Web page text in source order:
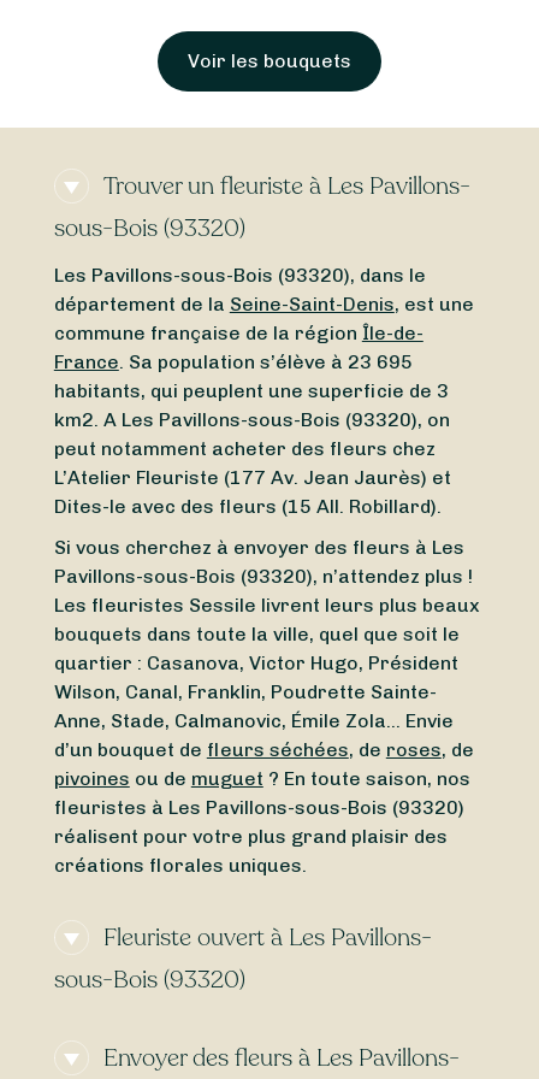
Trouver un fleuriste à Les Pavillons-
sous-Bois (93320)
Les Pavillons-sous-Bois (93320), dans le
département de la Seine-Saint-Denis, est une
commune française de la région Île-de-
France. Sa population s’élève à 23 695
habitants, qui peuplent une superficie de 3
km2. A Les Pavillons-sous-Bois (93320), on
peut notamment acheter des fleurs chez
L’Atelier Fleuriste (177 Av. Jean Jaurès) et
Dites-le avec des fleurs (15 All. Robillard).
Si vous cherchez à envoyer des fleurs à Les
Pavillons-sous-Bois (93320), n’attendez plus !
Les fleuristes Sessile livrent leurs plus beaux
bouquets dans toute la ville, quel que soit le
quartier : Casanova, Victor Hugo, Président
Wilson, Canal, Franklin, Poudrette Sainte-
Anne, Stade, Calmanovic, Émile Zola… Envie
d’un bouquet de fleurs séchées, de roses, de
pivoines ou de muguet ? En toute saison, nos
fleuristes à Les Pavillons-sous-Bois (93320)
réalisent pour votre plus grand plaisir des
créations florales uniques.
Fleuriste ouvert à Les Pavillons-
sous-Bois (93320)
actuellementà proximité de Les Pavillons-
Envoyer des fleurs à Les Pavillons-